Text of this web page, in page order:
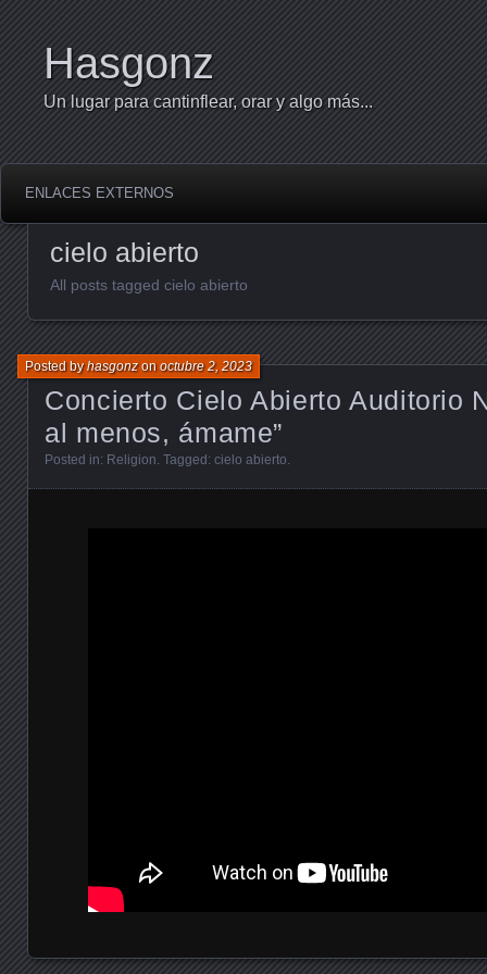
Hasgonz
Un lugar para cantinflear, orar y algo más...
ENLACES EXTERNOS
cielo abierto
All posts tagged cielo abierto
Concierto Cielo Abierto Auditorio
al menos, ámame”
Posted byhasgonzonoctubre 2, 2023
Posted in: Religion . Tagged: cielo abierto